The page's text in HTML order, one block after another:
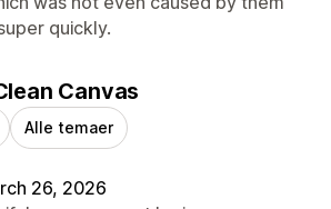
quickly.
Canvas
Alle temaer
26, 2026